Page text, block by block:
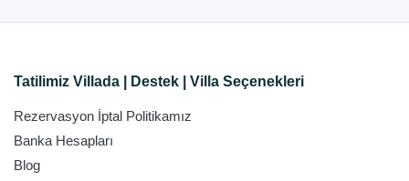
Tatilimiz Villada | Destek | Villa Seçenekleri
Rezervasyon İptal Politikamız
Banka Hesapları
Blog